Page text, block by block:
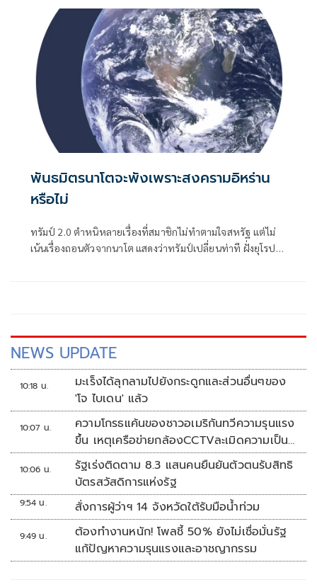
พันธมิตรนาโตจะพังเพราะสงครามอิหร่าน
หรือไม่
ทรัมป์ 2.0 ตำหนิหลายเรื่องที่สมาชิกไม่ทำตามใจสหรัฐ แต่ไม่
เน้นเรื่องถอนตัวจากนาโต แสดงว่าทรัมป์เปลี่ยนท่าที ฝั่งยุโรป
NEWS UPDATE
10:18 น.
มะเร็งได้ลุกลามไปยังกระดูกและส่วนอื่นๆของ
'โจ ไบเดน' แล้ว
10:07 น.
ความโกรธแค้นของชาวอเมริกันทวีความรุนแรง
ขึ้น เหตุเครือข่ายกล้องCCTVละเมิดความเป็น
ส่วนตัว
10:06 น.
รัฐเร่งติดตาม 8.3 แสนคนยืนยันตัวตนรับสิทธิ
บัตรสวัสดิการแห่งรัฐ
9:54 น. สั่งการผู้ว่าฯ 14 จังหวัดใต้รับมือน้ำท่วม
9:49 น.
ต้องทำงานหนัก! โพลชี้ 50% ยังไม่เชื่อมั่นรัฐ
แก้ปัญหาความรุนแรงและอาชญากรรม